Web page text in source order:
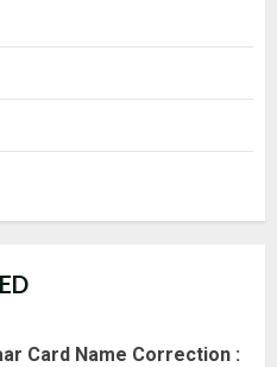
Card Name Correction :